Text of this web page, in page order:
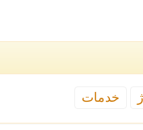
خدمات